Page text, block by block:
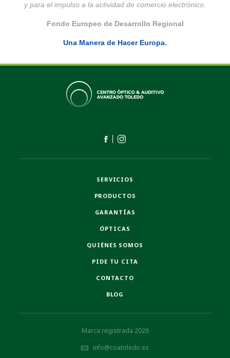
y para el impulso a la actividad de comercio electrónico.
Fondo Europeo de Desarrollo Regional
Una Manera de Hacer Europa.
SERVICIOS
PRODUCTOS
GARANTÍAS
ÓPTICAS
QUIÉNES SOMOS
PIDE TU CITA
CONTACTO
BLOG
Marca registrada 2026
info@coatoledo.es